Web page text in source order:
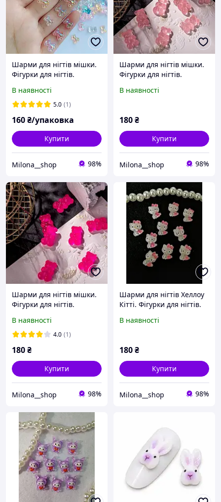
Шарми для нігтів мішки.
Фігурки для нігтів.
В наявності
5.0 (1)
160₴/упаковка
Купити
Milona__shop 98%
Шарми для нігтів мішки.
Фігурки для нігтів.
В наявності
180₴
Купити
Milona__shop 98%
Шарми для нігтів мішки.
Фігурки для нігтів.
В наявності
4.0 (1)
180₴
Купити
Milona__shop 98%
Шарми для нігтів Хеллоу
Кітті. Фігурки для нігтів.
В наявності
180₴
Купити
Milona__shop 98%